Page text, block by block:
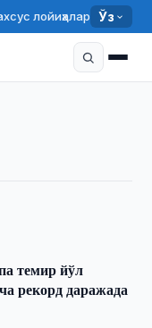
лойиҳалар Ўз
август
темир йўл
рекорд даражада